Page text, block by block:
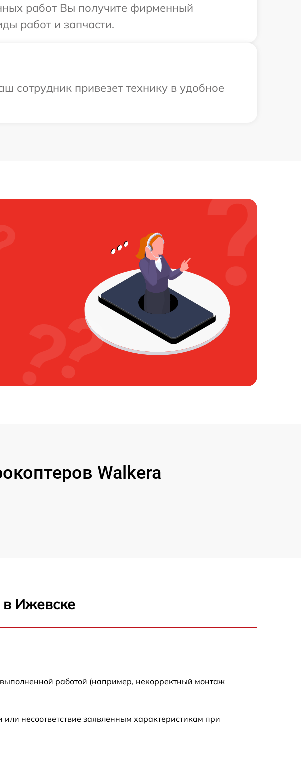
работ Вы получите фирменный
работ и запчасти.
сотрудник привезет технику в удобное
Walkera
в Ижевске
работой (например, некорректный монтаж
несоответствие заявленным характеристикам при